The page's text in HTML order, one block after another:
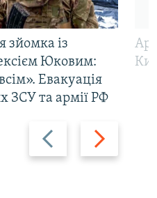
Назад Вперед
зйомка із
Юковим:
Евакуація
ЗСУ та армії РФ